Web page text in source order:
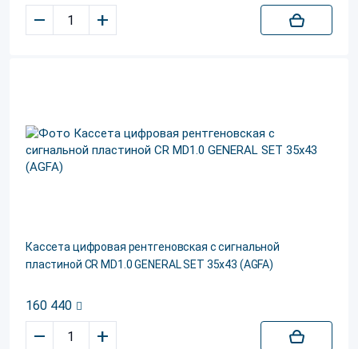
– +
Кассета цифровая рентгеновская с сигнальной
пластиной CR MD1.0 GENERAL SET 35x43 (AGFA)
160 440
– +